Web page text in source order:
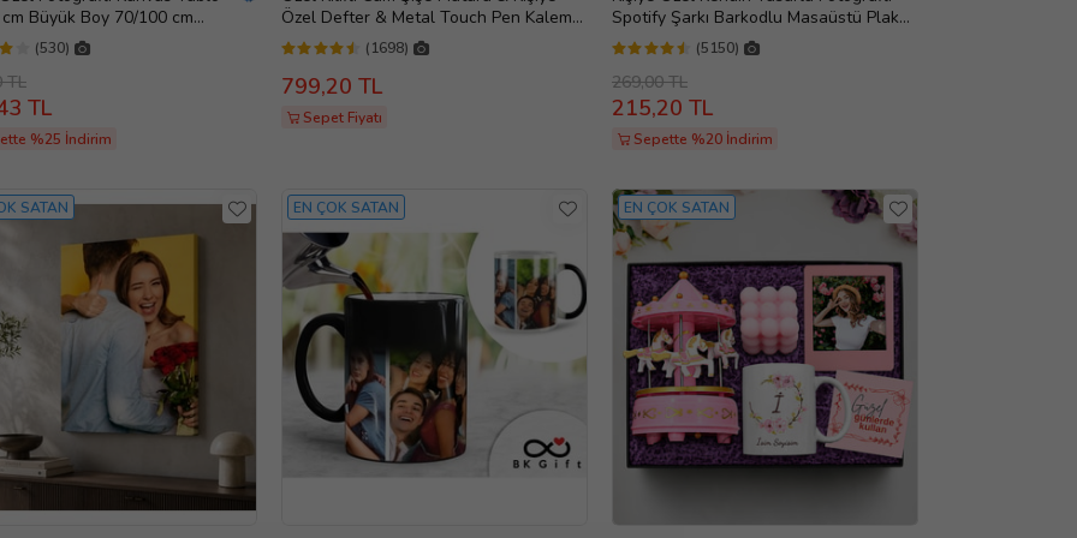
Büyük Boy 70/100 cm
– Sevgiliye & Aileye
Hediye , Babaya Hediye
(530)
TL
TL
%25 İndirim
Özel Defter & Metal Touch Pen Kalem
& Fotoğraf Çerçevesi & Siyah Kupa
Hediye Seti
(1698)
799,20 TL
Sepet Fiyatı
Spotify Şarkı Barkodlu Masaüstü Plak
Fotoğraf Çerçevesi
(5150)
269,00 TL
215,20 TL
Sepette %20 İndirim
SATAN EN ÇOK SATAN EN ÇOK SATAN